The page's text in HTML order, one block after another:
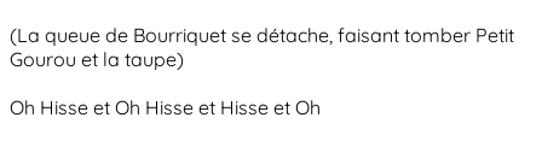
(La queue de Bourriquet se détache, faisant tomber Petit
Gourou et la taupe)
Oh Hisse et Oh Hisse et Hisse et Oh